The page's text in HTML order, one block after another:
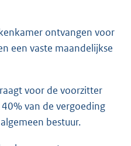
ontvangen voor
een vaste maandelijkse
voor de voorzitter
van de vergoeding
bestuur.